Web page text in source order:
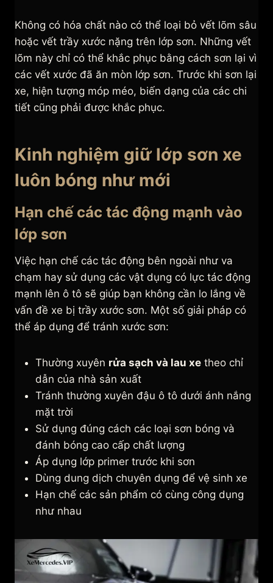
Không có hóa chất nào có thể loại bỏ vết lõm sâu
hoặc vết trầy xước nặng trên lớp sơn. Những vết
lõm này chỉ có thể khắc phục bằng cách sơn lại vì
các vết xước đã ăn mòn lớp sơn. Trước khi sơn lại
xe, hiện tượng móp méo, biến dạng của các chi
tiết cũng phải được khắc phục.
Kinh nghiệm giữ lớp sơn xe
luôn bóng như mới
Hạn chế các tác động mạnh vào
lớp sơn
Việc hạn chế các tác động bên ngoài như va
chạm hay sử dụng các vật dụng có lực tác động
mạnh lên ô tô sẽ giúp bạn không cần lo lắng về
vấn đề xe bị trầy xước sơn. Một số giải pháp có
thể áp dụng để tránh xước sơn:
Thường xuyên rửa sạch và lau xe theo chỉ
dẫn của nhà sản xuất
Tránh thường xuyên đậu ô tô dưới ánh nắng
mặt trời
Sử dụng đúng cách các loại sơn bóng và
đánh bóng cao cấp chất lượng
Áp dụng lớp primer trước khi sơn
Dùng dung dịch chuyên dụng để vệ sinh xe
Hạn chế các sản phẩm có cùng công dụng
như nhau